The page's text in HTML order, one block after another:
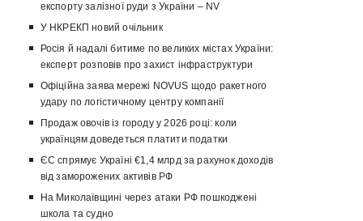
експорту залізної руди з України – NV
У НКРЕКП новий очільник
Росія й надалі битиме по великих містах України:
експерт розповів про захист інфраструктури
Офіційна заява мережі NOVUS щодо ракетного
удару по логістичному центру компанії
Продаж овочів із городу у 2026 році: коли
українцям доведеться платити податки
ЄС спрямує Україні €1,4 млрд за рахунок доходів
від заморожених активів РФ
На Миколаївщині через атаки РФ пошкоджені
школа та судно